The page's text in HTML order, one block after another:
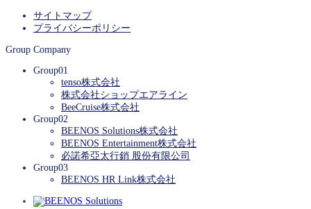
サイトマップ
プライバシーポリシー
Group Company
Group01
tenso株式会社
株式会社ショップエアライン
BeeCruise株式会社
Group02
BEENOS Solutions株式会社
BEENOS Entertainment株式会社
必諾希亞太行銷 股份有限公司
Group03
BEENOS HR Link株式会社